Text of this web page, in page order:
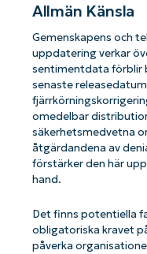
Allmän Känsla
Gemenskapens och
uppdatering verkar
sentimentdata förblir
senaste
omedelbar
säkerhetsmedvetna
åtgärdandena av
förstärker den här
hand.
Det finns potentiella
obligatoriska kravet
påverka